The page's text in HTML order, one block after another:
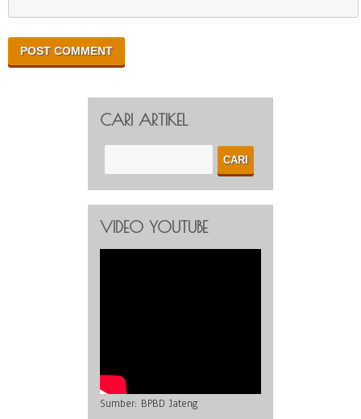
CARI ARTIKEL
VIDEO YOUTUBE
Sumber: BPBD Jateng